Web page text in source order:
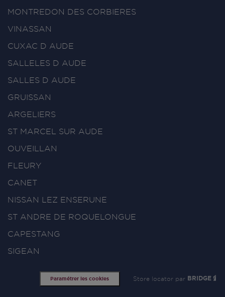
MONTREDON DES CORBIERES
VINASSAN
CUXAC D AUDE
SALLELES D AUDE
SALLES D AUDE
GRUISSAN
ARGELIERS
ST MARCEL SUR AUDE
OUVEILLAN
FLEURY
CANET
NISSAN LEZ ENSERUNE
ST ANDRE DE ROQUELONGUE
CAPESTANG
SIGEAN
Paramétrer les cookies Store locator par BRIDGE